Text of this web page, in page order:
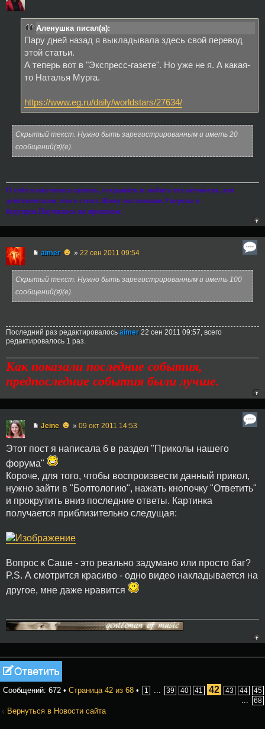
Аленушка писал(а):
Пару дней назад я выкладывала здесь свой перевод
этой статьи.
А теперь вот в "Экспресс-газете". Но уже не я. А какая-
то Наталья Мурга.
https://www.eg.ru/daily/worldstars/27634/
Скрытый текст. Нужно быть зарегистрированным и иметь 20
сообщений(я)(е).
О себе:я научилась ценить, сохранять и любить тех немногих, кто
действительно этого стоит. Живу настоящим.Уверена в
будущем.Научилась на прошлом.
aimer ☻ » 22 сен 2011 09:54
Скрытый текст. Нужно быть зарегистрированным и иметь 100
сообщений(я)(е).
Последний раз редактировалось aimer 22 сен 2011 09:57, всего
редактировалось 1 раз.
Как показали последние события,
предпоследние события были лучше.
Jeine ☻ » 09 окт 2011 14:53
Этот пост я написала б в раздел "Приколы нашего
форума"
Короче, для того, чтобы воспроизвести данный прикол,
нужно зайти в "Болтологию", нажать кнопочку "Ответить"
и прокрутить вниз последние ответы. Картинка
получается приблизительно следущая:
Вопрос к Саше - это реально задумано или просто баг?
P.S. А смотрится красиво - одно видео накладывается на
другое, мне даже нравится
Ответить
Сообщений: 672 • Страница 42 из 68 • 1 ... 39 40 41 42 43 44 45
... 68
Вернуться в Новости сайта